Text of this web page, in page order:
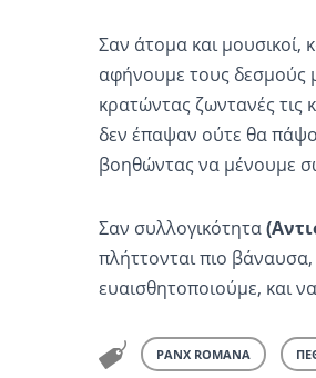
Σαν άτομα και
αφήνουμε τους δεσμούς
κρατώντας ζωντανές
δεν έπαψαν ούτε θα
βοηθώντας να μένουμε
Σαν συλλογικότητα
πλήττονται πιο
ευαισθητοποιούμε, και
PANX ROMANA